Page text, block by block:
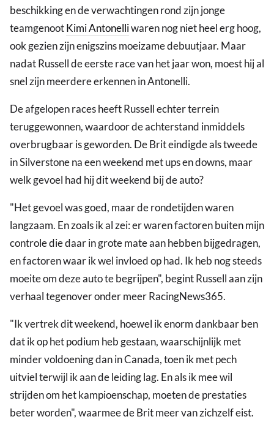
beschikking en de verwachtingen rond zijn jonge
teamgenootKimi Antonelliwaren nog niet heel erg hoog,
ook gezien zijn enigszins moeizame debuutjaar. Maar
nadat Russell de eerste race van het jaar won, moest hij al
snel zijn meerdere erkennen in Antonelli.
De afgelopen races heeft Russell echter terrein
teruggewonnen, waardoor de achterstand inmiddels
overbrugbaar is geworden. De Brit eindigde als tweede
in Silverstone na een weekend met ups en downs, maar
welk gevoel had hij dit weekend bij de auto?
"Het gevoel was goed, maar de rondetijden waren
langzaam. En zoals ik al zei: er waren factoren buiten mijn
controle die daar in grote mate aan hebben bijgedragen,
en factoren waar ik wel invloed op had. Ik heb nog steeds
moeite om deze auto te begrijpen", begint Russell aan zijn
verhaal tegenover onder meer RacingNews365.
"Ik vertrek dit weekend, hoewel ik enorm dankbaar ben
dat ik op het podium heb gestaan, waarschijnlijk met
minder voldoening dan in Canada, toen ik met pech
uitviel terwijl ik aan de leiding lag. En als ik mee wil
strijden om het kampioenschap, moeten de prestaties
beter worden", waarmee de Brit meer van zichzelf eist.